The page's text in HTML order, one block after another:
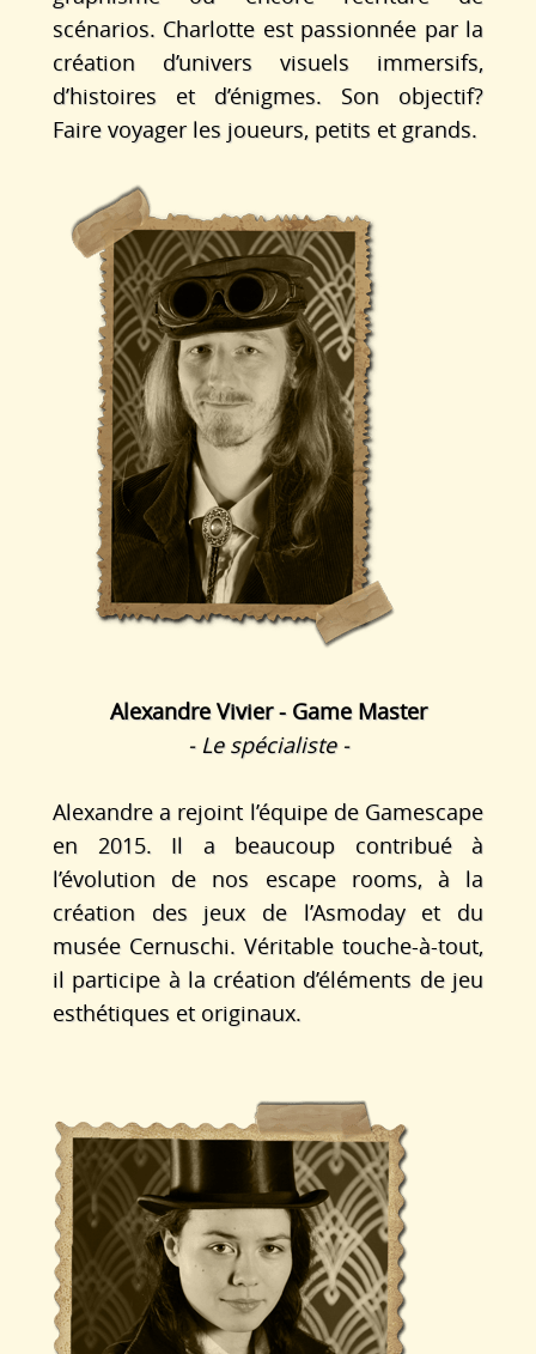
scénarios. Charlotte est passionnée par la
création d’univers visuels immersifs,
d’histoires et d’énigmes. Son objectif?
Faire voyager les joueurs, petits et grands.
Alexandre Vivier - Game Master
- Le spécialiste -
Alexandre a rejoint l’équipe de Gamescape
en 2015. Il a beaucoup contribué à
l’évolution de nos escape rooms, à la
création des jeux de l’Asmoday et du
musée Cernuschi. Véritable touche-à-tout,
il participe à la création d’éléments de jeu
esthétiques et originaux.